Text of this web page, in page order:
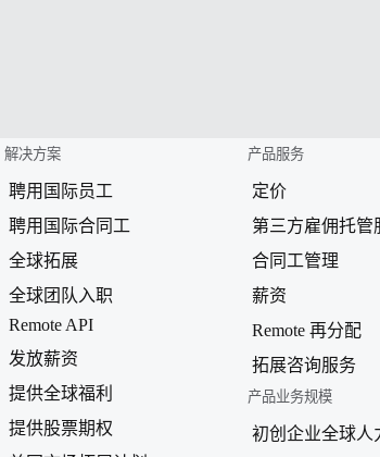
解决方案
聘用国际员工
聘用国际合同工
全球拓展
全球团队入职
Remote API
发放薪资
提供全球福利
提供股票期权
产品服务
定价
第三方雇佣托管
合同工管理
薪资
Remote 再分配
拓展咨询服务
产品业务规模
初创企业全球人